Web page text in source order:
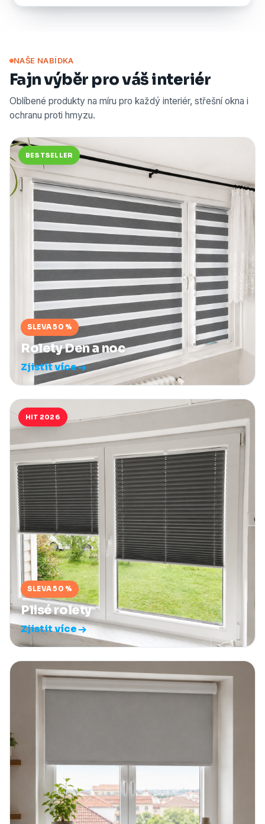
NAŠE NABÍDKA
Fajn výběr pro váš interiér
Oblíbené produkty na míru pro každý interiér, střešní okna i
ochranu proti hmyzu.
BESTSELLER
SLEVA 50 %
Rolety Den a noc
Zjistit více
HIT 2026
SLEVA 50 %
Plisé rolety
Zjistit více